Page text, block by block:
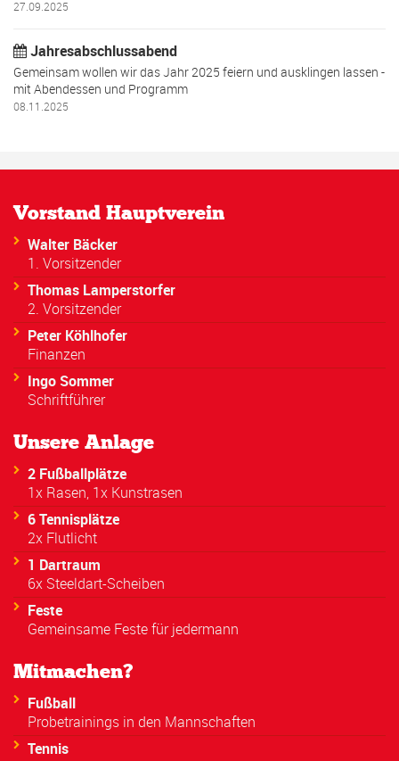
27.09.2025
Jahresabschlussabend
Gemeinsam wollen wir das Jahr 2025 feiern und ausklingen lassen -
mit Abendessen und Programm
08.11.2025
Vorstand Hauptverein
Walter Bäcker
1. Vorsitzender
Thomas Lamperstorfer
2. Vorsitzender
Peter Köhlhofer
Finanzen
Ingo Sommer
Schriftführer
Unsere Anlage
2 Fußballplätze
1x Rasen, 1x Kunstrasen
6 Tennisplätze
2x Flutlicht
1 Dartraum
6x Steeldart-Scheiben
Feste
Gemeinsame Feste für jedermann
Mitmachen?
Fußball
Probetrainings in den Mannschaften
Tennis